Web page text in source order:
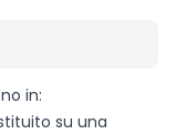
in:
su una